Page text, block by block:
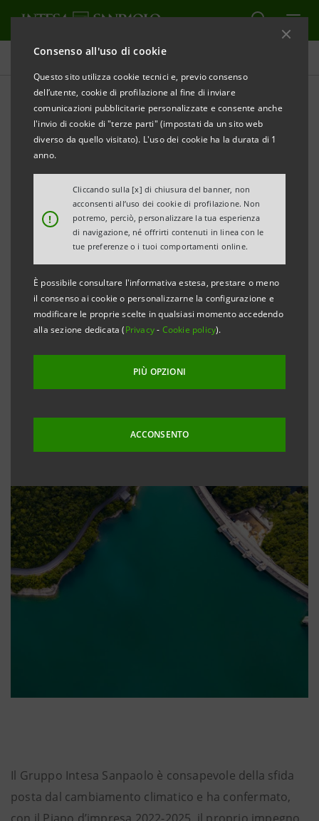
Consenso all'uso di cookie
Questo sito utilizza cookie tecnici e, previo consenso
dell’utente, cookie di profilazione al fine di inviare
comunicazioni pubblicitarie personalizzate e consente anche
l'invio di cookie di "terze parti" (impostati da un sito web
diverso da quello visitato). L'uso dei cookie ha la durata di 1
anno.
!
Cliccando sulla [x] di chiusura del banner, non
acconsenti all’uso dei cookie di profilazione. Non
potremo, perciò, personalizzare la tua esperienza
di navigazione, né offrirti contenuti in linea con le
tue preferenze o i tuoi comportamenti online.
È possibile consultare l'informativa estesa, prestare o meno
il consenso ai cookie o personalizzarne la configurazione e
modificare le proprie scelte in qualsiasi momento accedendo
alla sezione dedicata (Privacy- Cookie policy).
PIÙ OPZIONI
ACCONSENTO
Obiettivi, risultati e iniziative
CAMBIAMENTO CLIMATICO
Strategia per il contrasto al
cambiamento climatico
Il Gruppo Intesa Sanpaolo è consapevole della sfida
posta dal cambiamento climatico e ha confermato,